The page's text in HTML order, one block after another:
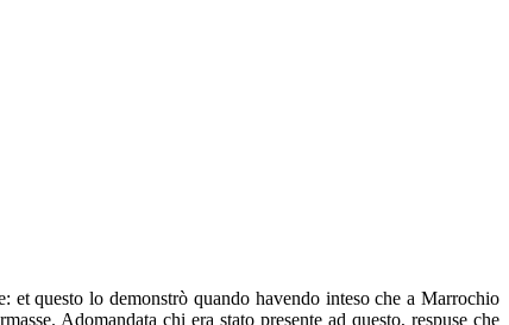
questo lo demonstrò quando havendo inteso che a Marrochio
Adomandata chi era stato presente ad questo, respuse che